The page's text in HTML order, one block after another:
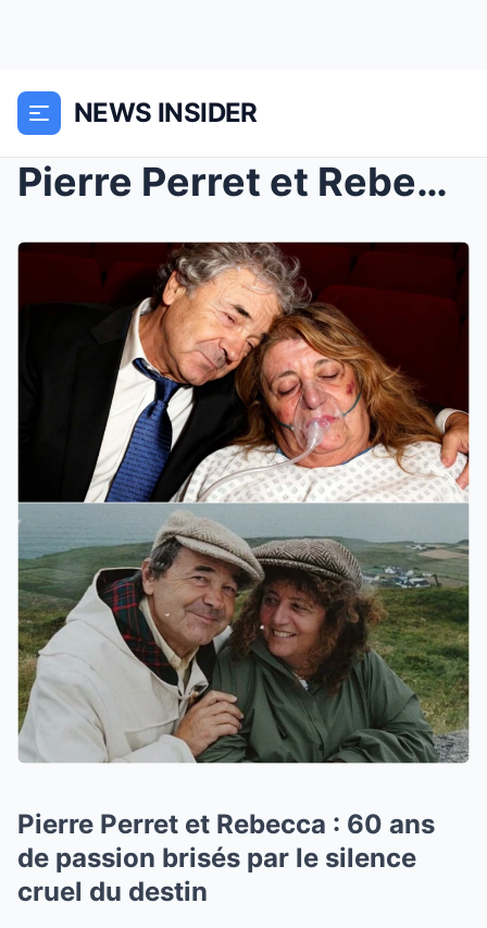
NEWS INSIDER
Pierre Perret et Rebecca : 60 ans de passion brisé...
Pierre Perret et Rebecca : 60 ans
de passion brisés par le silence
cruel du destin